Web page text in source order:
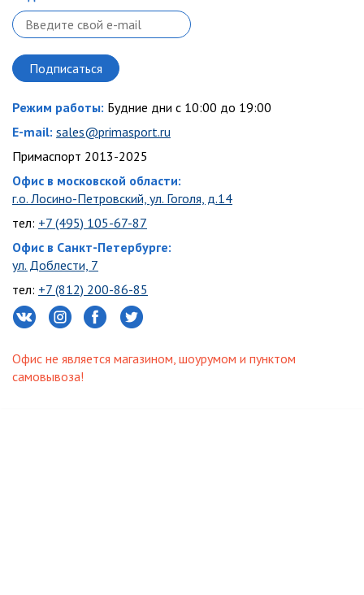
Режим работы: Будние дни с 10:00 до 19:00
E-mail: sales@primasport.ru
Примаспорт 2013-2025
Офис в московской области:
г.о. Лосино-Петровский, ул. Гоголя, д.14
тел: +7 (495) 105-67-87
Офис в Санкт-Петербурге:
ул. Доблести, 7
тел: +7 (812) 200-86-85
Офис не является магазином, шоурумом и пунктом
самовывоза!